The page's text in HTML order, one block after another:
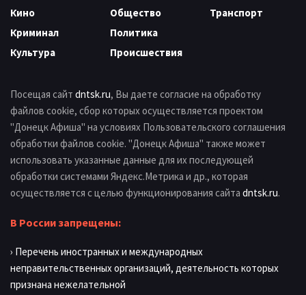
Кино
Криминал
Культура
Общество
Политика
Происшествия
Транспорт
Посещая сайт dntsk.ru, Вы даете согласие на обработку
файлов cookie, сбор которых осуществляется проектом
"Донецк Афиша" на условиях Пользовательского соглашения
обработки файлов cookie. "Донецк Афиша" также может
использовать указанные данные для их последующей
обработки системами Яндекс.Метрика и др., которая
осуществляется с целью функционирования сайта dntsk.ru.
В России запрещены:
› Перечень иностранных и международных
неправительственных организаций, деятельность которых
признана нежелательной